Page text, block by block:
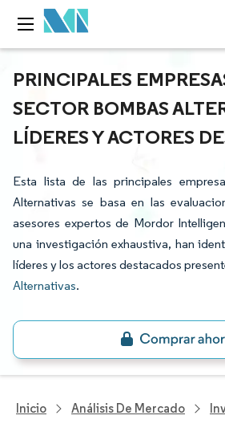
PRINCIPALES
SECTOR BOMBAS
LÍDERES Y ACTORES
Esta lista de las principales
Alternativas se basa en las
asesores expertos de Mordor
una investigación exhaustiva, han
líderes y los actores destacados
Alternativas.
Inicio Análisis De Mercado